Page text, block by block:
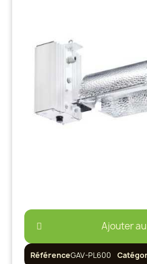
Ajouter
RéférenceGAV-PL600